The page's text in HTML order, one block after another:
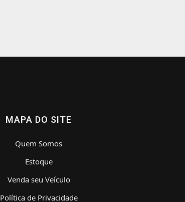
MAPA DO SITE
Quem Somos
Estoque
Venda seu Veículo
Política de Privacidade